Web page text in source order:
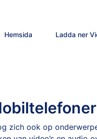
Hemsida Ladda ner
ook op